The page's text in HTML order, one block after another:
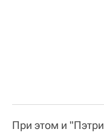
При этом и